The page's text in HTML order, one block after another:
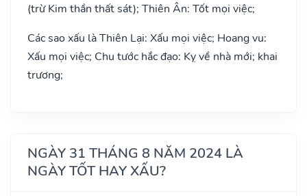
(trừ Kim thần thất sát); Thiên Ân: Tốt mọi việc;
Các sao xấu là Thiên Lại: Xấu mọi việc; Hoang vu:
Xấu mọi việc; Chu tước hắc đạo: Kỵ về nhà mới; khai
trương;
NGÀY 31 THÁNG 8 NĂM 2024 LÀ
NGÀY TỐT HAY XẤU?